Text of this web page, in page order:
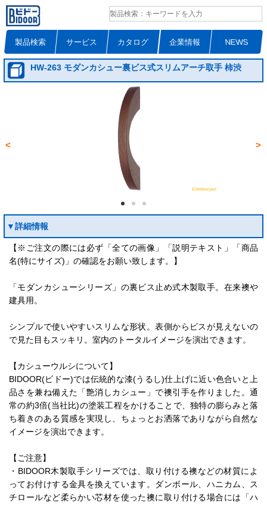
製品検索 サービス カタログ 企業情報 NEWS
HW-263 モダンカシュー裏ビス式スリムアーチ取手 柿渋
< >
▼詳細情報
【※ご注文の際には必ず「全ての画像」「説明テキスト」「商品
名(特にサイズ)」の確認をお願い致します。】
「モダンカシューシリーズ」の裏ビス止め式木製取手。在来襖や
建具用。
シンプルで使いやすいスリムな形状。表側からビスが見えないの
で見た目もスッキリ。室内のトータルイメージを演出できます。
【カシューウルシについて】
BIDOOR(ビドー)では伝統的な漆(うるし)仕上げに近い色合いと上
品さを兼ね備えた「艶消しカシュー」で襖引手を作りました。通
常の約3倍(当社比)の塗装工程をかけることで、独特の膨らみと落
ち着きのある質感を実現し、ちょっとお洒落でありながら自然な
イメージを演出できます。
【ご注意】
・BIDOOR木製取手シリーズでは、取り付ける襖などの材質によ
ってお付けする金具を換えています。ダンボール、ハニカム、ス
チロールなど柔らかい芯材を使った襖に取り付ける場合には「ハ